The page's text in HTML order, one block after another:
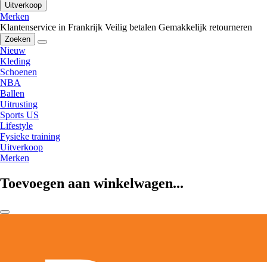
Uitverkoop
Merken
Klantenservice in Frankrijk Veilig betalen Gemakkelijk retourneren
Zoeken
Nieuw
Kleding
Schoenen
NBA
Ballen
Uitrusting
Sports US
Lifestyle
Fysieke training
Uitverkoop
Merken
Toevoegen aan winkelwagen...